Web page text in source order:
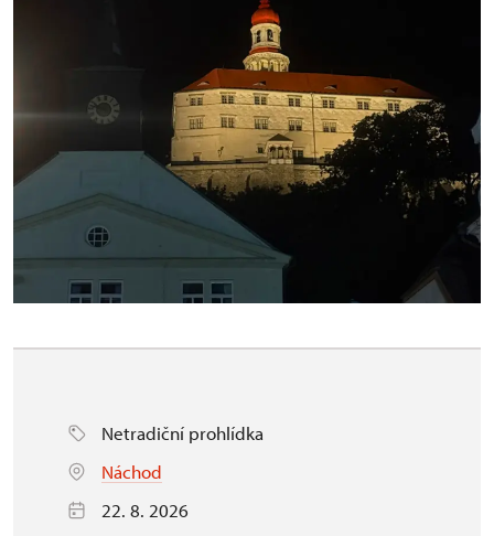
Netradiční prohlídka
Náchod
22. 8. 2026